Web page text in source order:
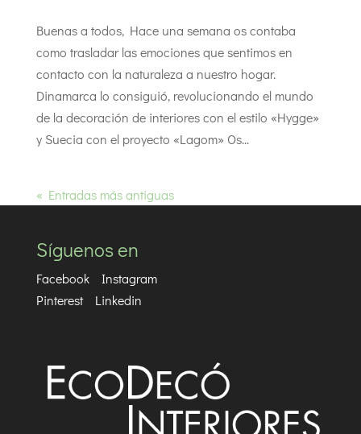
Buenas a todos, Hace una semana os contaba
como trasladar las emociones que sentimos en
contacto con la naturaleza a nuestro hogar.
Dinamarca lo consiguió, revolucionando el mundo
de la decoración de interiores con el estilo «Hygge»
y Suecia con el proyecto «Lagom» Os...
« Entradas más antiguas
Síguenos en
Facebook
Instagram
Pinterest
Linkedin